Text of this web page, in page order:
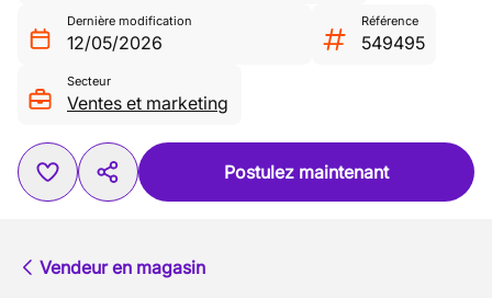
Dernière modification
12/05/2026
Référence
549495
Secteur
Ventes et marketing
Postulez maintenant
Vendeur en magasin